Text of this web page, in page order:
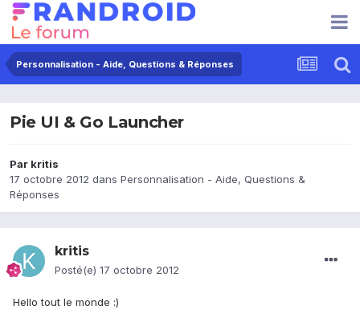
Personnalisation - Aide, Questions & Réponses
Pie UI & Go Launcher
Par kritis
17 octobre 2012 dans Personnalisation - Aide, Questions &
Réponses
kritis
Posté(e) 17 octobre 2012
Hello tout le monde :)